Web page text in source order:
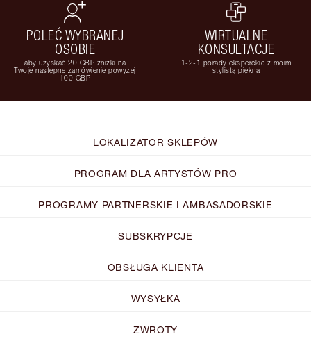
POLEĆ WYBRANEJ
OSOBIE
aby uzyskać 20 GBP zniżki na
Twoje następne zamówienie powyżej
100 GBP
WIRTUALNE
KONSULTACJE
1-2-1 porady eksperckie z moim
stylistą piękna
LOKALIZATOR SKLEPÓW
PROGRAM DLA ARTYSTÓW PRO
PROGRAMY PARTNERSKIE I AMBASADORSKIE
SUBSKRYPCJE
OBSŁUGA KLIENTA
WYSYŁKA
ZWROTY